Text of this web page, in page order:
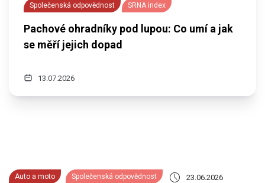
Společenská odpovědnost SRNA index
Pachové ohradníky pod lupou: Co umí a jak
se měří jejich dopad
13.07.2026
Auto a moto Společenská odpovědnost 23.06.2026